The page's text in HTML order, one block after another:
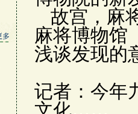
故宫，麻
麻将博物
浅谈发现的
记者：今年